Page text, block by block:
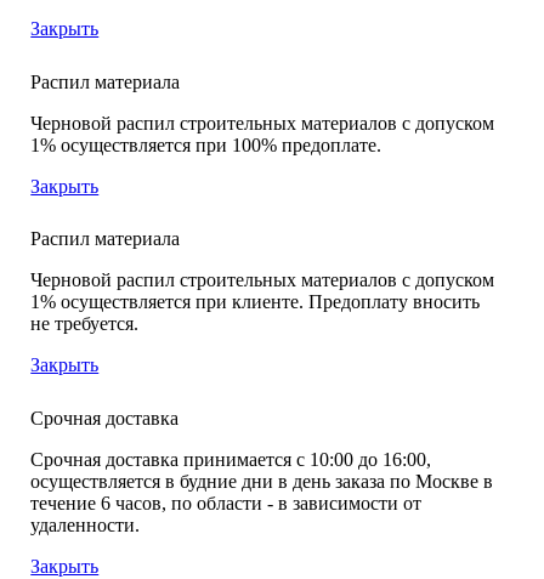
Закрыть
Распил материала
Черновой распил строительных материалов с допуском
1% осуществляется при 100% предоплате.
Закрыть
Распил материала
Черновой распил строительных материалов с допуском
1% осуществляется при клиенте. Предоплату вносить
не требуется.
Закрыть
Срочная доставка
Срочная доставка принимается с 10:00 до 16:00,
осуществляется в будние дни в день заказа по Москве в
течение 6 часов, по области - в зависимости от
удаленности.
Закрыть